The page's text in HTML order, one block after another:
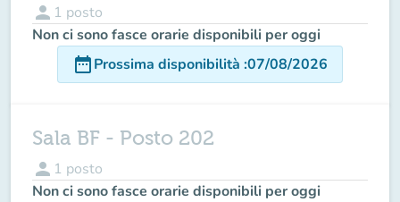
person 1 posto
Non ci sono fasce orarie disponibili per oggi
date_rangeProssima disponibilità :07/08/2026
Sala BF - Posto 202
person 1 posto
Non ci sono fasce orarie disponibili per oggi